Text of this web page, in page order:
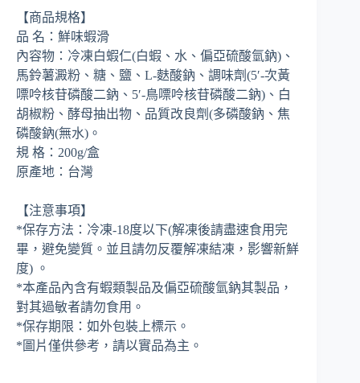
【商品規格】
品 名：鮮味蝦滑
內容物：冷凍白蝦仁(白蝦、水、偏亞硫酸氫鈉)、
馬鈴薯澱粉、糖、鹽、L-麩酸鈉、調味劑(5′-次黃
嘌呤核苷磷酸二鈉、5′-鳥嘌呤核苷磷酸二鈉)、白
胡椒粉、酵母抽出物、品質改良劑(多磷酸鈉、焦
磷酸鈉(無水)。
規 格：200g/盒
原產地：台灣
【注意事項】
*保存方法：冷凍-18度以下(解凍後請盡速食用完
畢，避免變質。並且請勿反覆解凍結凍，影響新鮮
度) 。
*本產品內含有蝦類製品及偏亞硫酸氫鈉其製品，
對其過敏者請勿食用。
*保存期限：如外包裝上標示。
*圖片僅供參考，請以實品為主。